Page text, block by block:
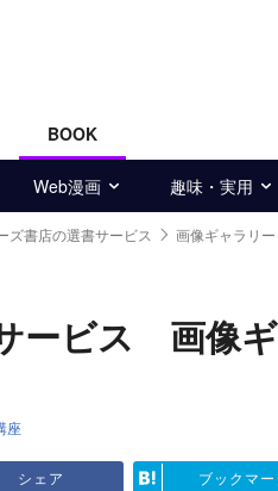
BOOK
Web漫画 趣味・実用
ズ書店の選書サービス 画像ギャラリー
ービス 画像
座
シェア ブックマー